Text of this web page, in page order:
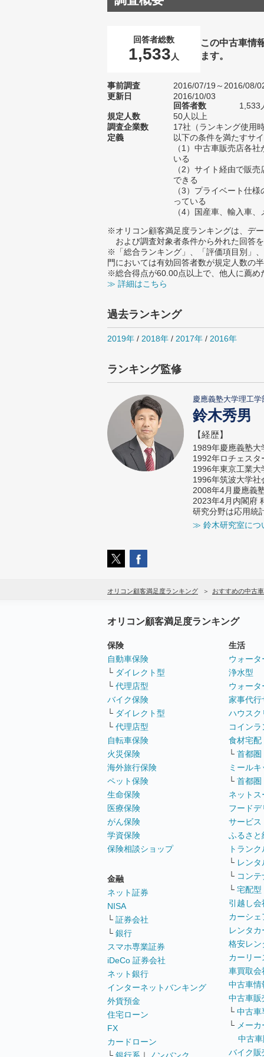
回答者総数
1,533 人
この中古車情
ます。
事前調査
2016/07/19～2016/08/
更新日
2016/10/03
回答者数
1,533
規定人数
50人以上
調査企業数
17社（ランキング使用
定義
以下の条件を満たすサ
（1）中古車販売店各
いる
（2）サイト経由で販
できる
（3）プライベート仕
っている
（4）国産車、輸入車
※オリコン顧客満足度ランキングは、デ
および調査対象者条件から外れた回答
※「総合ランキング」、「評価項目別」
門においては有効回答者数が規定人数の
※総合得点が60.00点以上で、他人に薦め
≫ 詳細はこちら
過去ランキング
2019年 / 2018年 / 2017年 / 2016年
ランキング監修
慶應義塾大学理工
鈴木秀男
【経歴】
1989年慶應義塾
1992年ロチェス
1996年東京工業
1996年筑波大学
2008年4月慶應義
2023年4月内閣府
研究分野は応用統
≫ 鈴木研究室につ
オリコン顧客満足度ランキング おすすめの中古
オリコン顧客満足度ランキング
保険
自動車保険
└ ダイレクト型
└ 代理店型
バイク保険
└ ダイレクト型
└ 代理店型
自転車保険
火災保険
海外旅行保険
ペット保険
生命保険
医療保険
がん保険
学資保険
保険相談ショップ
金融
ネット証券
NISA
└ 証券会社
└ 銀行
スマホ専業証券
iDeCo 証券会社
ネット銀行
インターネットバンキング
外貨預金
住宅ローン
FX
カードローン
生活
ウォー
浄水型
ウォー
家事代行
ハウスク
コイン
食材宅配
└ 首都圏
ミールキ
└ 首都圏
ネットス
フード
サービス
ふるさと
トラン
└ レン
└ コンテ
└ 宅配型
引越し会
カーシ
レンタカ
格安レン
カーリー
車買取会
中古車情
中古車販
└ 中古車
└ メーカ
中古車
バイク販